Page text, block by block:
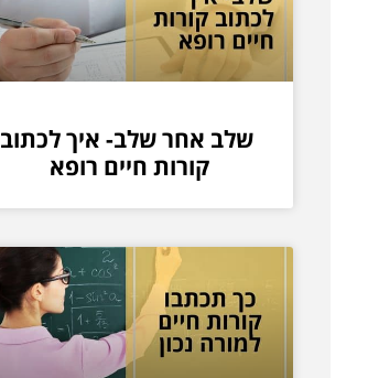
שלב אחר שלב- איך לכתוב
קורות חיים רופא